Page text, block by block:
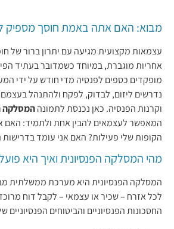
מבוא: האם אתה באמת חוסך מספיק
עצמאות מקצועית מגיעה עם יתרון ברור של
אחריות מוגברת, במיוחד כשמדובר בעתיד
מופקדים כספים לפנסיה מדי חודש על ידי
נדרשים ליזום, לבדוק, לפקח ולהתנהל בעצמם
וקרנות הפנסיה. כאן נכנסת לתמונההמסלקה
המאפשר לעצמאים להבין אחת ולתמיד: האם
הקופות שלי פעילות? האם אני עומד בדרישות
מהי המסלקה הפנסיונית ואיך היא
המסלקה הפנסיונית היא מערכת ממשלתית
לכל אזרח – שכיר או עצמאי – לקבל דוח מרוכז
החסכונות הפנסיוניים והביטוחים הפנסיוניים